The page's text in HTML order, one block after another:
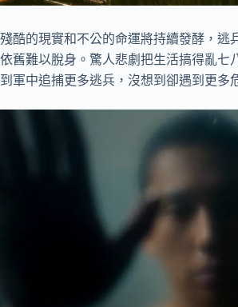
殘酷的現實和不公的命運將持續發酵，逃
依舊難以脫身。驚人悲劇把生活搞得亂七
到軍中追捕更多逃兵，沒想到卻遇到更多